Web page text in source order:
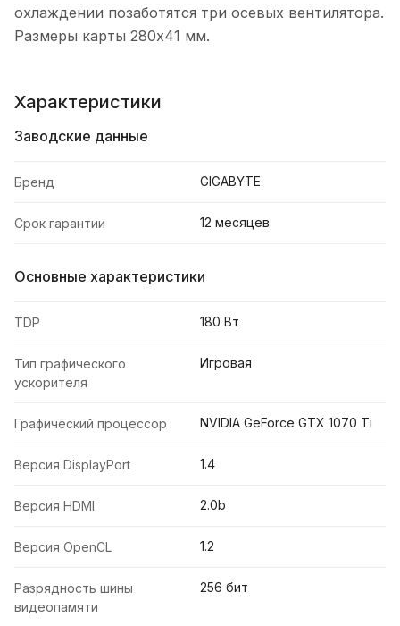
охлаждении позаботятся три осевых вентилятора.
Размеры карты 280х41 мм.
Характеристики
Заводские данные
Бренд GIGABYTE
Срок гарантии 12 месяцев
Основные характеристики
TDP 180 Вт
Тип графического
ускорителя
Игровая
Графический процессор NVIDIA GeForce GTX 1070 Ti
Версия DisplayPort 1.4
Версия HDMI 2.0b
Версия OpenCL 1.2
Разрядность шины
видеопамяти
256 бит